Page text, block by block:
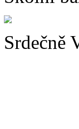
Srdečně